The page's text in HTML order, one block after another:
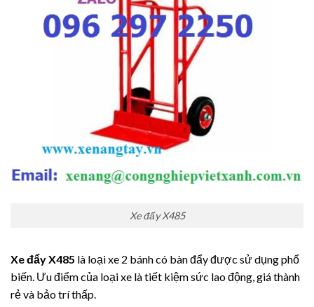
Xe đẩy X485
Xe đẩy X485 là loại xe 2 bánh có bàn đẩy được sử dụng phổ
biến. Ưu điểm của loại xe là tiết kiệm sức lao động, giá thành
rẻ và bảo trí thấp.